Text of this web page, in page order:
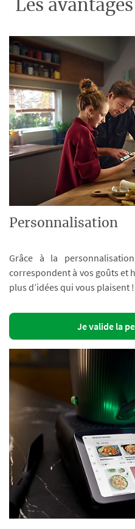
Les
Personnalisation
Grâce à la
correspondent à vos goûts et
plus d’idées qui vous plaisent !
Je valide la